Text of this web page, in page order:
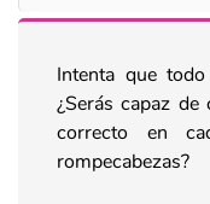
Intenta que
¿Serás capaz
correcto en
rompecabezas?